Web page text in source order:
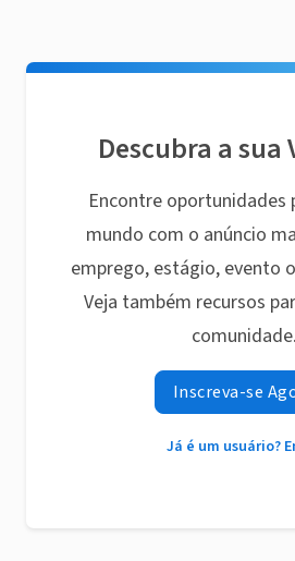
Descubra a sua
Encontre oportunidades
mundo com o anúncio
emprego, estágio, evento
Veja também recursos
comunidade.
Inscreva-se
Já é um usuário?